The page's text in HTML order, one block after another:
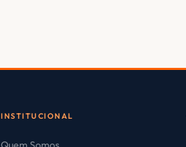
INSTITUCIONAL